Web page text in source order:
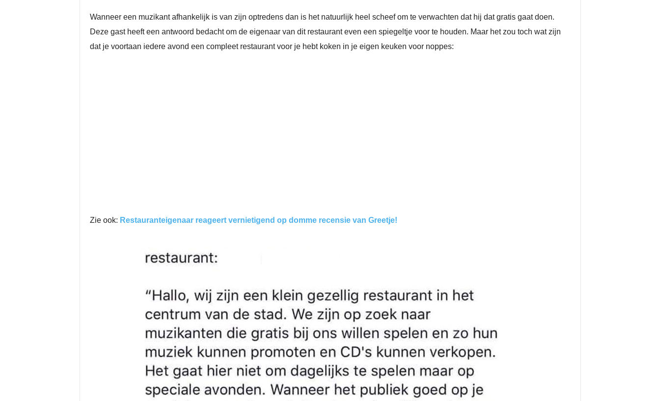
Wanneer een muzikant afhankelijk is van zijn optredens dan is het natuurlijk heel scheef om te verwachten dat hij dat gratis gaat doen.
Deze gast heeft een antwoord bedacht om de eigenaar van dit restaurant even een spiegeltje voor te houden. Maar het zou toch wat zijn
dat je voortaan iedere avond een compleet restaurant voor je hebt koken in je eigen keuken voor noppes:
Zie ook: Restauranteigenaar reageert vernietigend op domme recensie van Greetje!